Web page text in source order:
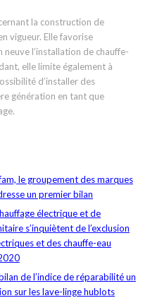
la construction de
vigueur. Elle favorise
l’installation de chauffe-
elle limite également à
d’installer des
génération en tant que
le groupement des marques
un premier bilan
électrique et de
s’inquiètent de l’exclusion
et des chauffe-eau
de l’indice de réparabilité un
sur les lave-linge hublots